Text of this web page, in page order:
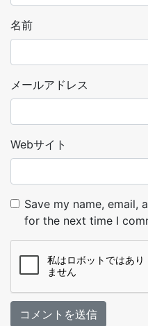
名前
メールアドレス
Webサイト
Save my name, email,
for the next time I